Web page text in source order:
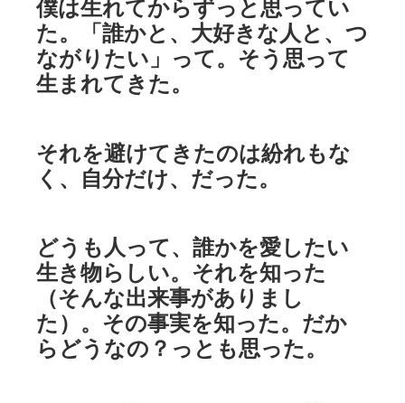
僕は生れてからずっと思ってい
た。「誰かと、大好きな人と、つ
ながりたい」って。そう思って
生まれてきた。
それを避けてきたのは紛れもな
く、自分だけ、だった。
どうも人って、誰かを愛したい
生き物らしい。それを知った
（そんな出来事がありまし
た）。その事実を知った。だか
らどうなの？っとも思った。